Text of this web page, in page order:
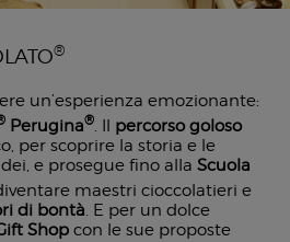
®
un’esperienza emozionante:
Perugina®. Il percorso goloso
per scoprire la storia e le
e prosegue fino alla Scuola
maestri cioccolatieri e
di bontà. E per un dolce
Shopcon le sue proposte